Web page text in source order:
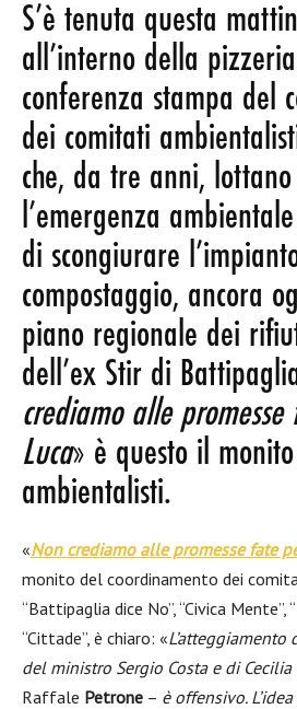
S’è tenuta questa
all’interno della
conferenza stampa del
dei comitati
che, da tre anni,
l’emergenza
di scongiurare
compostaggio, ancora
piano regionale dei
dell’ex Stir di
crediamo alle
Luca» è questo il
ambientalisti.
«Non crediamo alle promesse fate
monito del coordinamento dei
“Battipaglia dice No”, “Civica Mente”,
“Cittade”, è chiaro: «L’atteggiamento
del ministro Sergio Costa e di Cecilia
Raffale Petrone – è offensivo.